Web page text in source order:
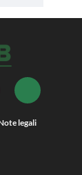
legali